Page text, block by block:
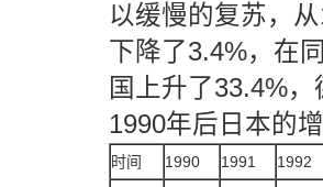
以缓慢的复苏，
下降了3.4%，在
国上升了33.4%
1990年后日本的
时间 1990 1991
1992